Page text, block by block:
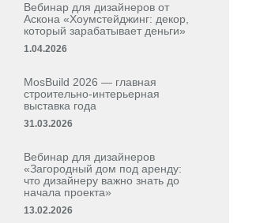
Вебинар для дизайнеров от
Аскона «Хоумстейджинг: декор,
который зарабатывает деньги»
1.04.2026
MosBuild 2026 — главная
строительно-интерьерная
выставка года
31.03.2026
Вебинар для дизайнеров
«Загородный дом под аренду:
что дизайнеру важно знать до
начала проекта»
13.02.2026